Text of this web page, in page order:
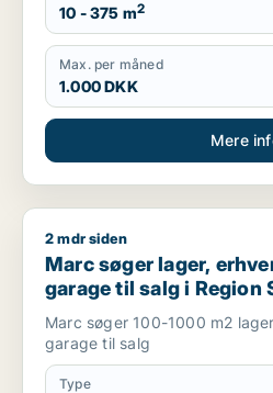
10 - 375 m2
Max. per måned
1.000 DKK
Mere
Marc søger lager,
2 mdr siden
Marc søger lager,
garage til salg i Region
Nordsjælland
Marc søger 100-1000 m2
garage til salg
Type